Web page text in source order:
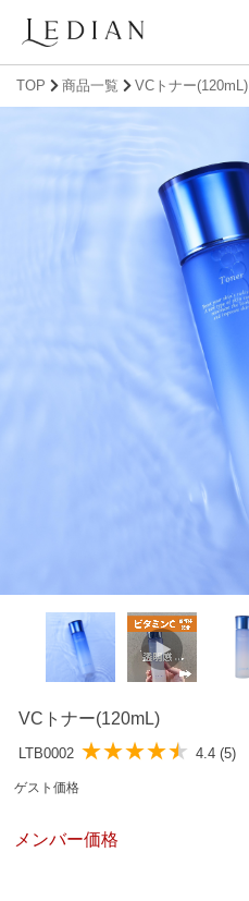
TOP 商品一覧 VCトナー(120mL)
VCトナー(120mL)
LTB0002 ★★★★★ 4.4 (5)
ゲスト価格
メンバー価格